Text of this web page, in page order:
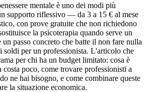
mentale è uno dei modi più
supporto riflessivo — da 3 a 15 € al mese
con prove gratuite che non richiedono
la psicoterapia quando serve un
passo concreto che batte il non fare nulla
soldi per un professionista. L'articolo che
per chi ha un budget limitato: cosa è
costa poco, come trovare professionisti a
ne hai bisogno, e come combinare queste
la situazione economica.